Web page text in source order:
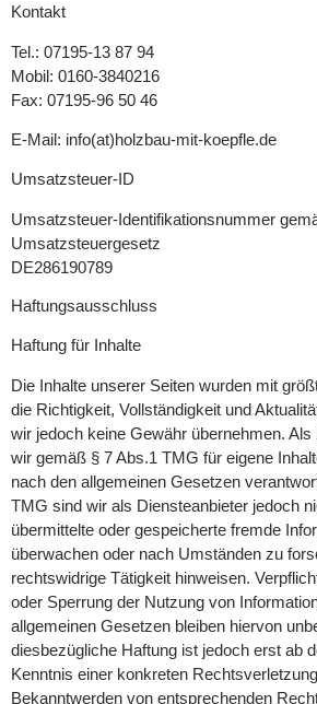
Kontakt
Tel.: 07195-13 87 94
Mobil: 0160-3840216
Fax: 07195-96 50 46
E-Mail: info(at)holzbau-mit-koepfle.de
Umsatzsteuer-ID
Umsatzsteuer-Identifikationsnummer
Umsatzsteuergesetz
DE286190789
Haftungsausschluss
Haftung für Inhalte
Die Inhalte unserer Seiten wurden mit
die Richtigkeit, Vollständigkeit und
wir jedoch keine Gewähr übernehmen.
wir gemäß § 7 Abs.1 TMG für eigene
nach den allgemeinen Gesetzen
TMG sind wir als Diensteanbieter jedoch
übermittelte oder gespeicherte fremde
überwachen oder nach Umständen zu
rechtswidrige Tätigkeit hinweisen.
oder Sperrung der Nutzung von
allgemeinen Gesetzen bleiben hiervon
diesbezügliche Haftung ist jedoch erst ab
Kenntnis einer konkreten
Bekanntwerden von entsprechenden